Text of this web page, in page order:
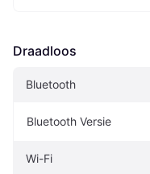
Draadloos
Bluetooth
Bluetooth Versie
Wi-Fi